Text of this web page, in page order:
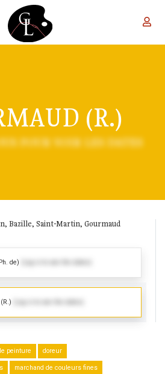
(R.)
POUR VOIR LES DATES
Bazille, Saint-Martin, Gourmaud
de)
peinture doreur
marchand de couleurs fines